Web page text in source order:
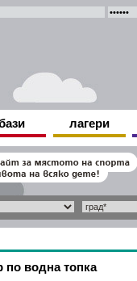
лагери
по водна топка